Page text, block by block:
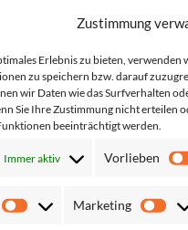
Zustimmung
Erlebnis zu bieten, verwenden
zu speichern bzw. darauf
wir Daten wie das Surfverhalten
Sie Ihre Zustimmung nicht erteilen
beeinträchtigt werden.
Immer aktiv Vorlieben
Statistiken
Marketing
Netto*:3,32€